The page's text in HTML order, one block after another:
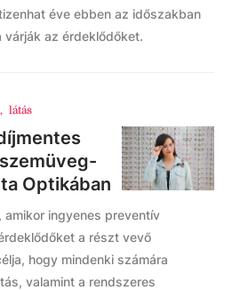
éve ebben az időszakban
az érdeklődőket.
, látás
Optikában
amikor ingyenes preventív
a részt vevő
hogy mindenki számára
valamint a rendszeres